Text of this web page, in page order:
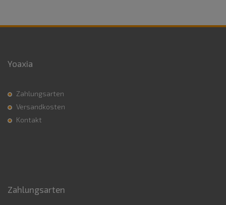
Yoaxia
Zahlungsarten
Versandkosten
Kontakt
Zahlungsarten